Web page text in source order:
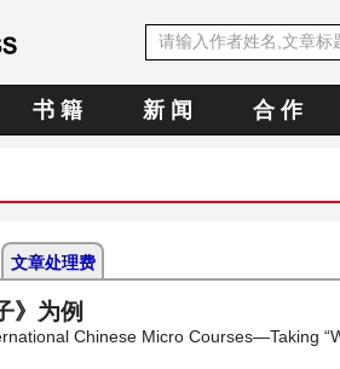
书 籍 新 闻 合 作
文章处理费
》为例
Chinese Micro Courses—Taking